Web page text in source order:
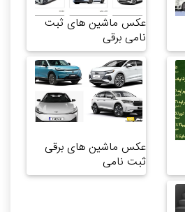
عکس ماشین های ثبت
نامی برقی
عکس ماشین های برقی
ثبت نامی